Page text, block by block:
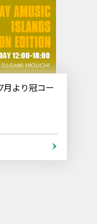
月より冠コー